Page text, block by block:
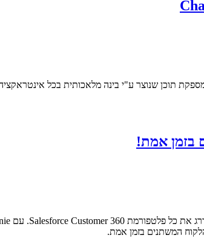
המשתנים בזמן אמת.